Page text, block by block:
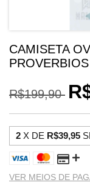
CAMISETA
R$199,90
2 X DE R$39,95
VER MEIOS DE